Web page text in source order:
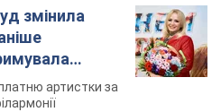
змінила
артистки за